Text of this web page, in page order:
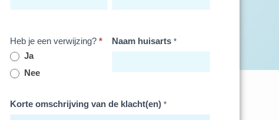
Heb je een verwijzing? *
Ja
Nee
Naam huisarts*
Korte omschrijving van de klacht(en) *